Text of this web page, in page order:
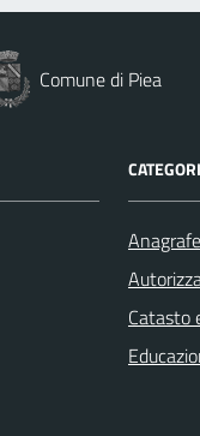
Comune di Piea
Catasto